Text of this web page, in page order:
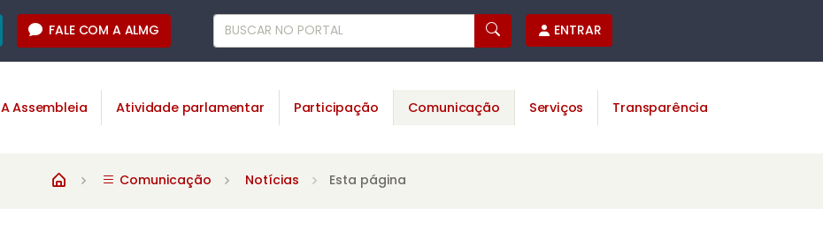
FALE COM A ALMG ENTRAR
A Assembleia Atividade parlamentar Participação Comunicação Serviços Transparência
Comunicação Notícias Esta página